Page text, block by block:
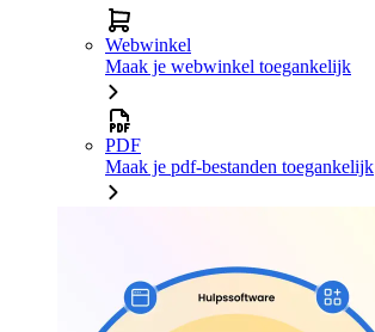
Webwinkel
Maak je webwinkel toegankelijk
PDF
Maak je pdf-bestanden toegankelijk